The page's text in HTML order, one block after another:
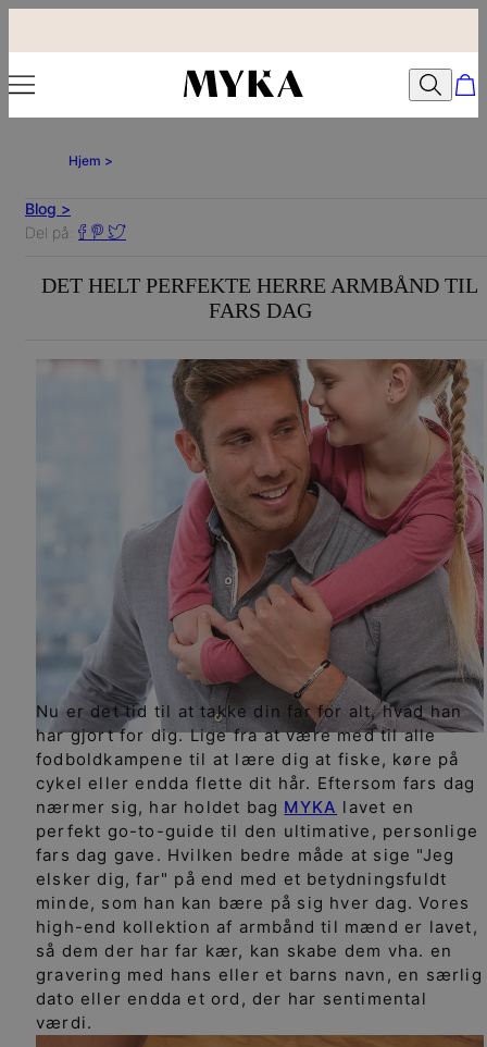
Hjem >
Blog >
Del på:
DET HELT PERFEKTE HERRE ARMBÅND TIL
FARS DAG
Nu er det tid til at takke din far for alt, hvad han
har gjort for dig. Lige fra at være med til alle
fodboldkampene til at lære dig at fiske, køre på
cykel eller endda flette dit hår. Eftersom fars dag
nærmer sig, har holdet bag MYKA lavet en
perfekt go-to-guide til den ultimative, personlige
fars dag gave. Hvilken bedre måde at sige "Jeg
elsker dig, far" på end med et betydningsfuldt
minde, som han kan bære på sig hver dag. Vores
high-end kollektion af armbånd til mænd er lavet,
så dem der har far kær, kan skabe dem vha. en
gravering med hans eller et barns navn, en særlig
dato eller endda et ord, der har sentimental
værdi.